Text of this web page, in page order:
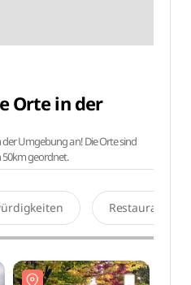
Orte in der
Umgebung an! Die Orte sind
geordnet.
Restaurants